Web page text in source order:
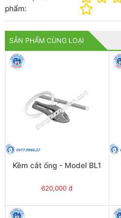
phẩm:
SẢN PHẨM CÙNG LOẠI
Kềm cắt ống - Model BL1
620,000 đ